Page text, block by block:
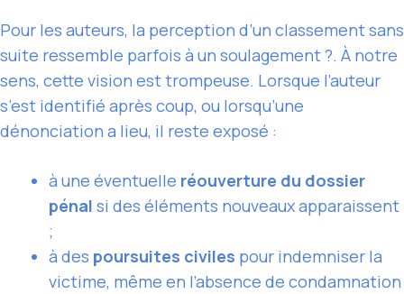
Pour les auteurs, la perception d’un classement sans
suite ressemble parfois à un soulagement ?. À notre
sens, cette vision est trompeuse. Lorsque l’auteur
s’est identifié après coup, ou lorsqu’une
dénonciation a lieu, il reste exposé :
à une éventuelle réouverture du dossier
pénal si des éléments nouveaux apparaissent
;
à des poursuites civiles pour indemniser la
victime, même en l’absence de condamnation